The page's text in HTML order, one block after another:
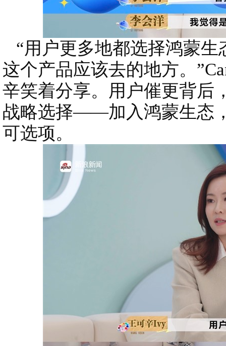
“用户更多地都选择鸿蒙生
这个产品应该去的地方。
辛笑着分享。用户催更背后
战略选择——加入鸿蒙生态
可选项。